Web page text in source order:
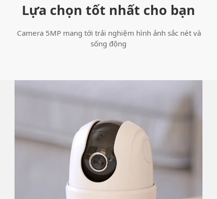
Lựa chọn tốt nhất cho bạn
Camera 5MP mang tới trải nghiệm hình ảnh sắc nét và
sống động